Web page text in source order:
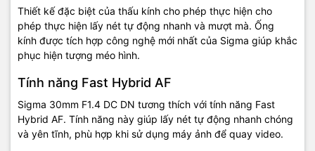
Thiết kế đặc biệt của thấu kính cho phép thực hiện cho
phép thực hiện lấy nét tự động nhanh và mượt mà. Ống
kính được tích hợp công nghệ mới nhất của Sigma giúp khắc
phục hiện tượng méo hình.
Tính năng Fast Hybrid AF
Sigma 30mm F1.4 DC DN tương thích với tính năng Fast
Hybrid AF. Tính năng này giúp lấy nét tự động nhanh chóng
và yên tĩnh, phù hợp khi sử dụng máy ảnh để quay video.